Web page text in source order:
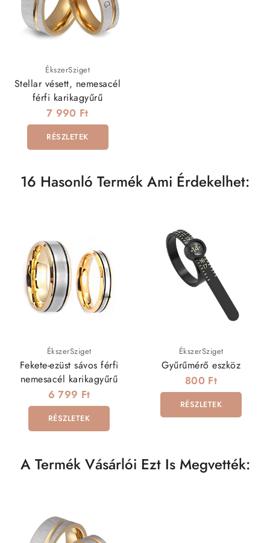
ÉkszerSziget
Stellar vésett, nemesacél
férfi karikagyűrű
7 990 Ft
RÉSZLETEK
16 Hasonló Termék Ami Érdekelhet:
ÉkszerSziget
Fekete-ezüst sávos férfi
nemesacél karikagyűrű
6 799 Ft
RÉSZLETEK
ÉkszerSziget
Gyűrűmérő eszköz
800 Ft
RÉSZLETEK
A Termék Vásárlói Ezt Is Megvették: